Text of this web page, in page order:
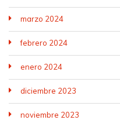
marzo 2024
febrero 2024
enero 2024
diciembre 2023
noviembre 2023